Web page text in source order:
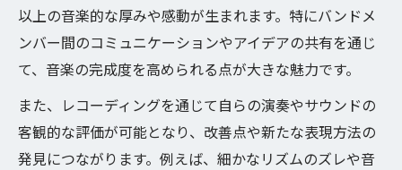
初心者が失敗しないバンドレコーディング
準備術
バンドレコーディングの基本と押さえるべ
き流れ
安心して進めるバンドレコーディングサポ
ートの特徴
以上の音楽的な厚みや感動が生まれます。特にバンドメ
ンバー間のコミュニケーションやアイデアの共有を通じ
て、音楽の完成度を高められる点が大きな魅力です。
また、レコーディングを通じて自らの演奏やサウンドの
客観的な評価が可能となり、改善点や新たな表現方法の
発見につながります。例えば、細かなリズムのズレや音